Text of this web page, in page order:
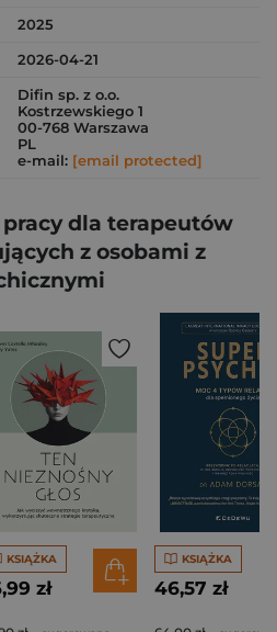
2025
2026-04-21
Difin sp. z o.o.
Kostrzewskiego 1
00-768 Warszawa
PL
e-mail: [email protected]
dla terapeutów
z osobami z
KSIĄŻKA
zł
KSIĄŻKA
46,57 zł